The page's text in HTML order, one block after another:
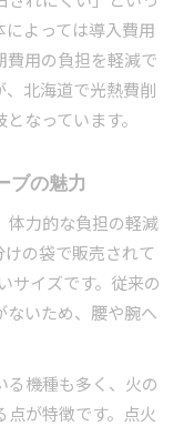
よっては導入費用
費用の負担を軽減で
北海道で光熱費削
なっています。
ブの魅力
体力的な負担の軽減
の袋で販売されて
サイズです。従来の
ないため、腰や腕へ
る機種も多く、火の
が特徴です。点火